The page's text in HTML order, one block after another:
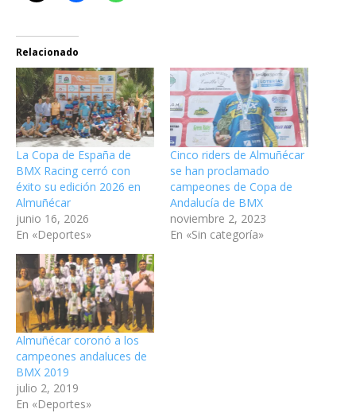
Relacionado
La Copa de España de
BMX Racing cerró con
éxito su edición 2026 en
Almuñécar
junio 16, 2026
En «Deportes»
Cinco riders de Almuñécar
se han proclamado
campeones de Copa de
Andalucía de BMX
noviembre 2, 2023
En «Sin categoría»
Almuñécar coronó a los
campeones andaluces de
BMX 2019
julio 2, 2019
En «Deportes»